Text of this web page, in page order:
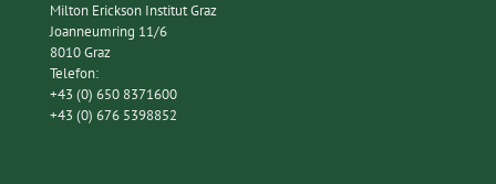
Milton Erickson Institut Graz
Joanneumring 11/6
8010 Graz
Telefon:
+43 (0) 650 8371600
+43 (0) 676 5398852